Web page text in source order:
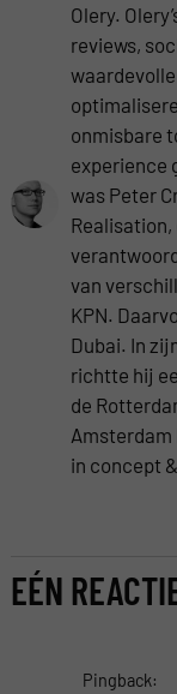
Olery.
reviews,
onmisbare
experience
was Peter
van
KPN.
Dubai. In
richtte hij
de
in concept
EÉN
Pingback: